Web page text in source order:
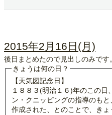
2015年2月16日(月)
後日まとめたので見出しのみです。
きょうは何の日？
【天気図記念日】
１８８３(明治１６)年のこの日
ン・クニッピングの指導のも
作成された、とのことで、きょ